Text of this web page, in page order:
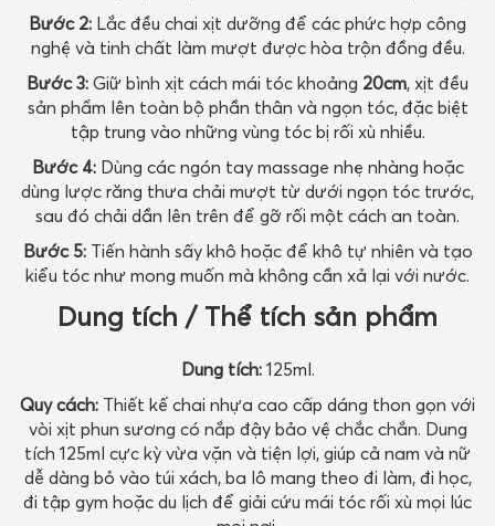
Bước 2: Lắc đều chai xịt dưỡng để các phức hợp công
nghệ và tinh chất làm mượt được hòa trộn đồng đều.
Bước 3: Giữ bình xịt cách mái tóc khoảng 20cm, xịt đều
sản phẩm lên toàn bộ phần thân và ngọn tóc, đặc biệt
tập trung vào những vùng tóc bị rối xù nhiều.
Bước 4:Dùng các ngón tay massage nhẹ nhàng hoặc
dùng lược răng thưa chải mượt từ dưới ngọn tóc trước,
sau đó chải dần lên trên để gỡ rối một cách an toàn.
Bước 5:Tiến hành sấy khô hoặc để khô tự nhiên và tạo
kiểu tóc như mong muốn mà không cần xả lại với nước.
Dung tích / Thể tích sản phẩm
Dung tích:125ml.
Quy cách: Thiết kế chai nhựa cao cấp dáng thon gọn với
vòi xịt phun sương có nắp đậy bảo vệ chắc chắn. Dung
tích 125ml cực kỳ vừa vặn và tiện lợi, giúp cả nam và nữ
dễ dàng bỏ vào túi xách, ba lô mang theo đi làm, đi học,
đi tập gym hoặc du lịch để giải cứu mái tóc rối xù mọi lúc